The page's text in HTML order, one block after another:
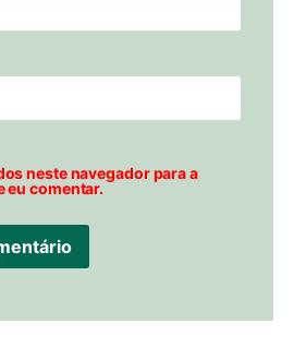
neste navegador para a
eu comentar.